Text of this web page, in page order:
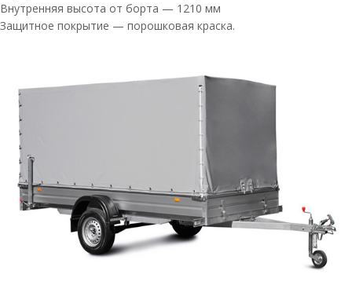
Внутренняя высота от борта — 1210 мм
Защитное покрытие — порошковая краска.